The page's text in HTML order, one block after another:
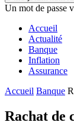
Un mot de passe
Accueil
Actualité
Banque
Inflation
Assurance
Accueil Banque
Rachat de